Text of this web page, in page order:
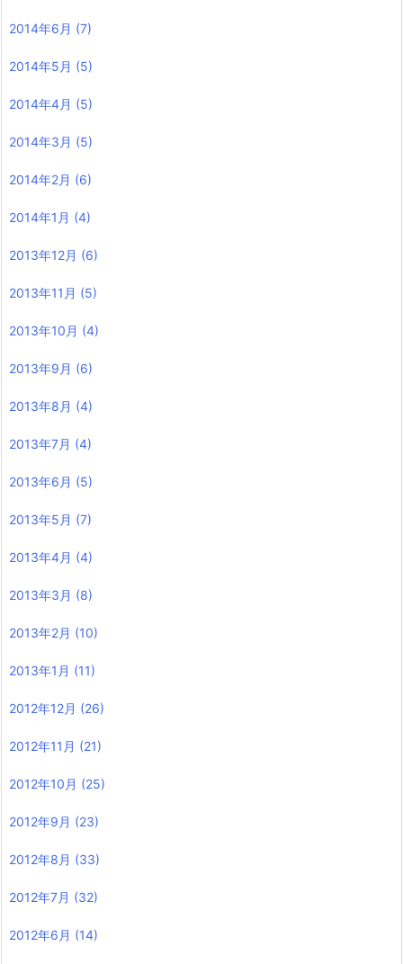
2014年6月 (7)
2014年5月 (5)
2014年4月 (5)
2014年3月 (5)
2014年2月 (6)
2014年1月 (4)
2013年12月 (6)
2013年11月 (5)
2013年10月 (4)
2013年9月 (6)
2013年8月 (4)
2013年7月 (4)
2013年6月 (5)
2013年5月 (7)
2013年4月 (4)
2013年3月 (8)
2013年2月 (10)
2013年1月 (11)
2012年12月 (26)
2012年11月 (21)
2012年10月 (25)
2012年9月 (23)
2012年8月 (33)
2012年7月 (32)
2012年6月 (14)